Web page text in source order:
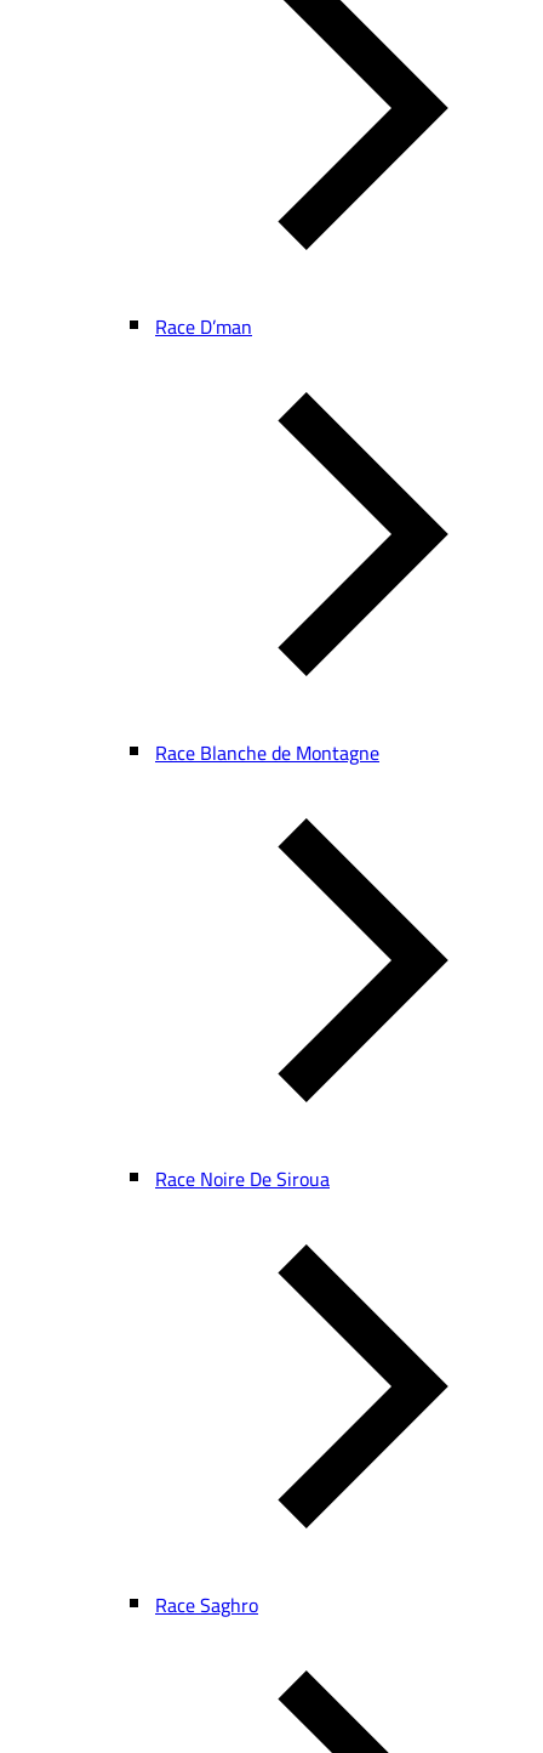
Race D’man
Race Blanche de Montagne
Race Noire De Siroua
Race Saghro